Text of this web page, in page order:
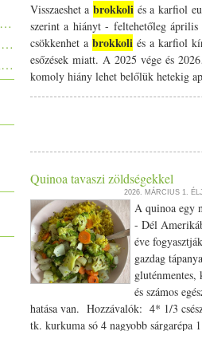
Ezekkel a főételekkel nem nyúlhatsz mellé a hőségben - 5+1 kánikularecept
Tiramisugolyó - az olasz klasszikus rétegezés nélkül, falatnyi verzióban
Egyszerűen elkészíthető ételek - 10+1 elronthatatlan recept kezdő konyhatündéreknek
Visszaeshet a brokkoliés a karfiol
szerint a hiányt - feltehetőleg
csökkenhet a brokkoliés a karfiol
esőzések miatt. A 2025 vége és
komoly hiány lehet belőlük hetekig
Quinoa tavaszi zöldségekkel
2026. MÁRCIUS 1.
A quinoa egy
- Dél
éve
gazdag
gluténmentes,
és számos
hatása van. Hozzávalók: 4* 1/­­3
tk. kurkuma só 4 nagyobb sárgarépa